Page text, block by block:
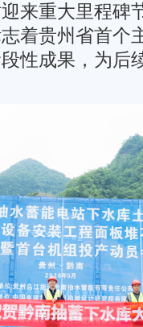
来重大里程
着贵州省首个
性成果，为后